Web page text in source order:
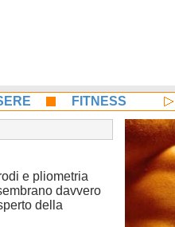
FITNESS
e pliometria
davvero
della